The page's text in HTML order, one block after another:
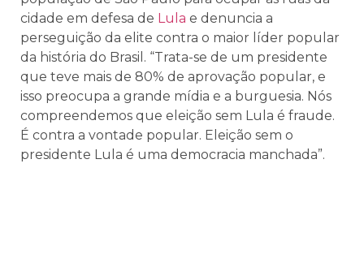
cidade em defesa de Lula e denuncia a
perseguição da elite contra o maior líder popular
da história do Brasil. “Trata-se de um presidente
que teve mais de 80% de aprovação popular, e
isso preocupa a grande mídia e a burguesia. Nós
compreendemos que eleição sem Lula é fraude.
É contra a vontade popular. Eleição sem o
presidente Lula é uma democracia manchada”.